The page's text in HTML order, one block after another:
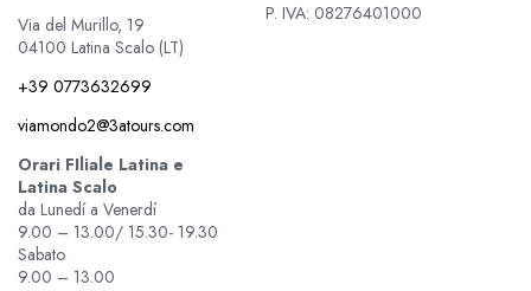
Via del Murillo, 19
04100 Latina Scalo (LT)
+39 0773632699
viamondo2@3atours.com
Orari FIliale Latina e
Latina Scalo
da Lunedí a Venerdí
9.00 – 13.00/ 15.30- 19.30
Sabato
9.00 – 13.00
P. IVA: 08276401000